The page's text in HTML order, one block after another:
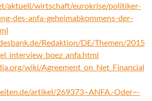
aktuell/wirtschaft/eurokrise/politiker-
des-anfa-geheimabkommens-der-
Redaktion/DE/Themen/2015
wiki/Agreement_on_Net_Financial
artikel/269373–ANFA.-Oder~-